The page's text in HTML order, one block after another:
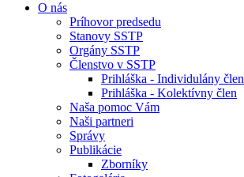
O nás
Príhovor predsedu
Stanovy SSTP
Orgány SSTP
Členstvo v SSTP
Prihláška - Individulány člen
Prihláška - Kolektívny člen
Naša pomoc Vám
Naši partneri
Správy
Publikácie
Zborníky